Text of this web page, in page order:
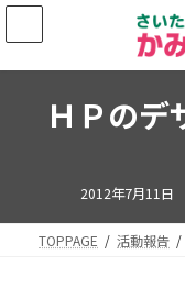
コ
ン
ナ
ー
ＨＰのデ
2012年7月11日
TOPPAGE 活動報告